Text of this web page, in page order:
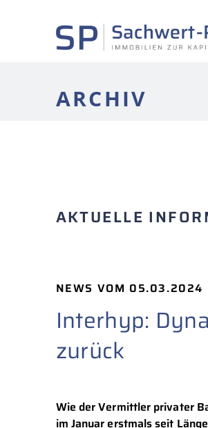
ARCHIV
AKTUELLE
NEWS VOM 05.03.2024
Interhyp:
zurück
Wie der Vermittler privater
im Januar erstmals seit